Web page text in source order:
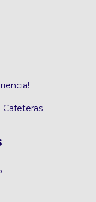
Cafeteras